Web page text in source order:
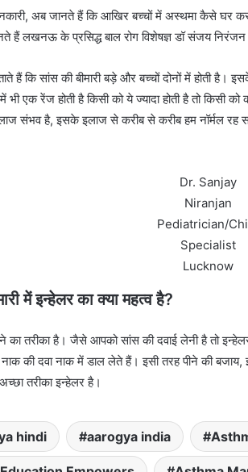
अब जानते हैं कि आखिर बच्चों में अस्थमा कैसे घर
हैं लखनऊ के प्रसिद्ध बाल रोग विशेषज्ञ डॉ संजय
हैं कि सांस की बीमारी बड़े और बच्चों दोनों में होती है।
भी एक रेंज होती है किसी को ये ज्यादा होती है तो किसी
संभव है, इसके इलाज से करीब से करीब हम नॉर्मल रह
Dr. Sanjay
Niranjan
Pediatrician/
Specialist
Lucknow
में इन्हेलर का क्या महत्व है?
का तरीका है। जैसे आपको सांस की दवाई लेनी है तो
की दवा नाक में डाल लेते हैं। इसी तरह पीने की
तरीका इन्हेलर है।
hindi aarogya india